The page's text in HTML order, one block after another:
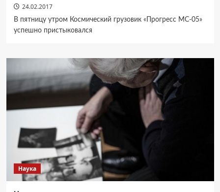
24.02.2017
В пятницу утром Космический грузовик «Прогресс МС-05»
успешно пристыковался
Наука